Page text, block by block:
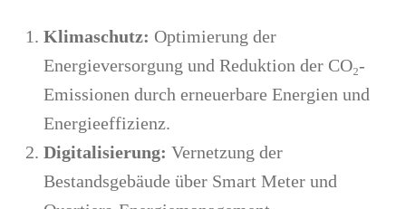
Klimaschutz: Optimierung der
Energieversorgung und Reduktion der CO₂-
Emissionen durch erneuerbare Energien und
Energieeffizienz.
Digitalisierung: Vernetzung der
Bestandsgebäude über Smart Meter und